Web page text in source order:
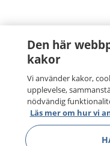
Den här
kakor
Vi använder kakor,
upplevelse,
nödvändig
Läs mer om hur vi